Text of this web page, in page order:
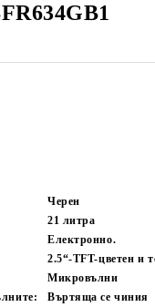
Черен
21 литра
Електронно.
2.5“-TFT-цветен и
Микровълни
Въртяща се чиния